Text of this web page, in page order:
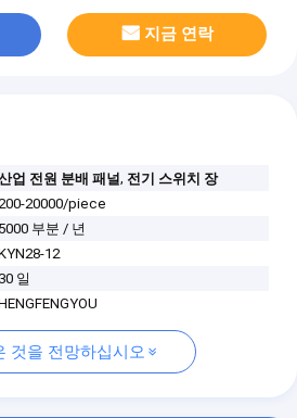
지금 연락
업 전원 분배 패널, 전기 스위치 장
20000/piece
5000 부분 / 년
12
30 일
것을 전망하십시오